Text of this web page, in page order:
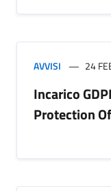
AVVISI 24
Incarico
Protection